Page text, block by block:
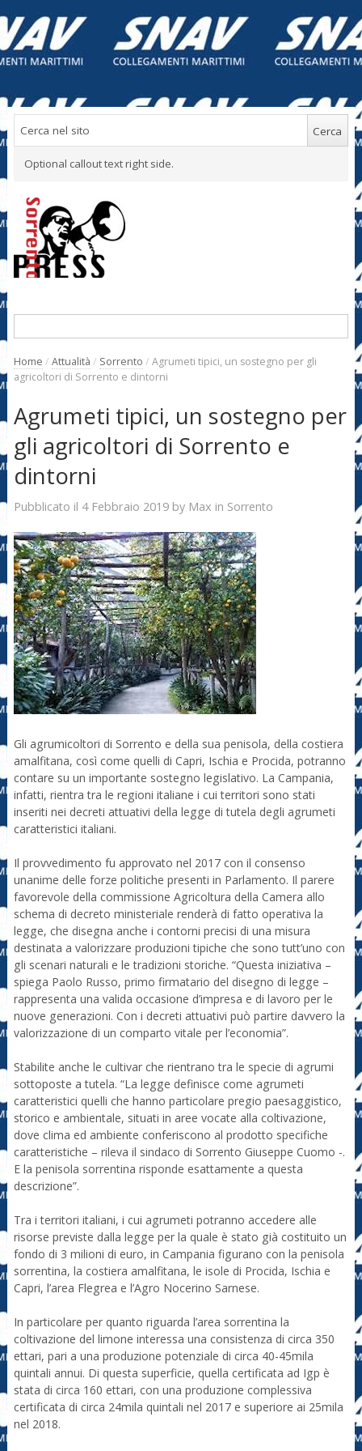
Optional callout text right side.
Home / Attualità / Sorrento / Agrumeti tipici, un sostegno per gli
agricoltori di Sorrento e dintorni
Agrumeti tipici, un sostegno per
gli agricoltori di Sorrento e
dintorni
Pubblicato il 4 Febbraio 2019by Max in Sorrento
Gli agrumicoltori di Sorrento e della sua penisola, della costiera
amalfitana, così come quelli di Capri, Ischia e Procida, potranno
contare su un importante sostegno legislativo. La Campania,
infatti, rientra tra le regioni italiane i cui territori sono stati
inseriti nei decreti attuativi della legge di tutela degli agrumeti
caratteristici italiani.
Il provvedimento fu approvato nel 2017 con il consenso
unanime delle forze politiche presenti in Parlamento. Il parere
favorevole della commissione Agricoltura della Camera allo
schema di decreto ministeriale renderà di fatto operativa la
legge, che disegna anche i contorni precisi di una misura
destinata a valorizzare produzioni tipiche che sono tutt’uno con
gli scenari naturali e le tradizioni storiche. “Questa iniziativa –
spiega Paolo Russo, primo firmatario del disegno di legge –
rappresenta una valida occasione d’impresa e di lavoro per le
nuove generazioni. Con i decreti attuativi può partire davvero la
valorizzazione di un comparto vitale per l’economia”.
Stabilite anche le cultivar che rientrano tra le specie di agrumi
sottoposte a tutela. “La legge definisce come agrumeti
caratteristici quelli che hanno particolare pregio paesaggistico,
storico e ambientale, situati in aree vocate alla coltivazione,
dove clima ed ambiente conferiscono al prodotto specifiche
caratteristiche – rileva il sindaco di Sorrento Giuseppe Cuomo -.
E la penisola sorrentina risponde esattamente a questa
descrizione”.
Tra i territori italiani, i cui agrumeti potranno accedere alle
risorse previste dalla legge per la quale è stato già costituito un
fondo di 3 milioni di euro, in Campania figurano con la penisola
sorrentina, la costiera amalfitana, le isole di Procida, Ischia e
Capri, l’area Flegrea e l’Agro Nocerino Sarnese.
In particolare per quanto riguarda l’area sorrentina la
coltivazione del limone interessa una consistenza di circa 350
ettari, pari a una produzione potenziale di circa 40-45mila
quintali annui. Di questa superficie, quella certificata ad Igp è
stata di circa 160 ettari, con una produzione complessiva
certificata di circa 24mila quintali nel 2017 e superiore ai 25mila
nel 2018.